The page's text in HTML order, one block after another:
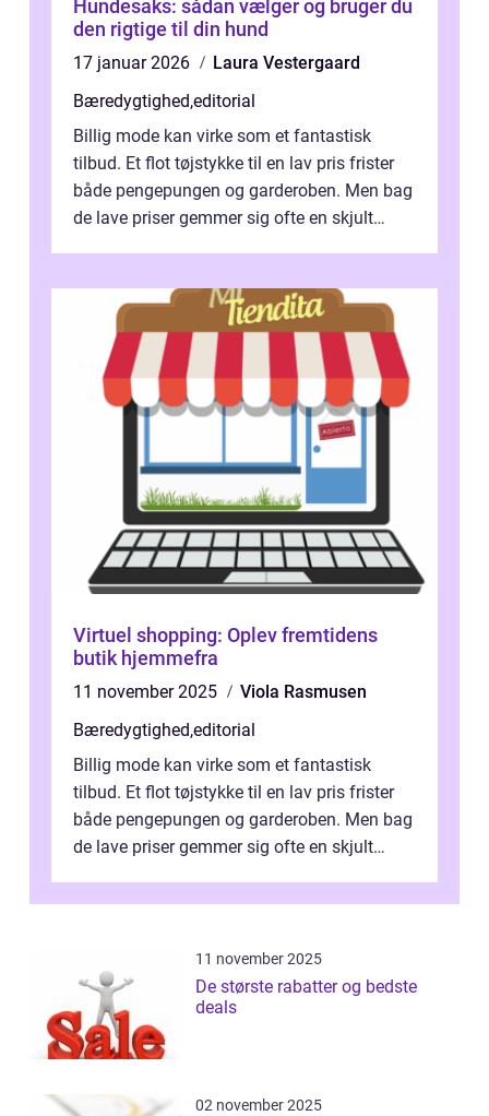
Hundesaks: sådan vælger og bruger du
den rigtige til din hund
17 januar 2026
Laura Vestergaard
Bæredygtighed,editorial
Billig mode kan virke som et fantastisk
tilbud. Et flot tøjstykke til en lav pris frister
både pengepungen og garderoben. Men bag
de lave priser gemmer sig ofte en skjult
Virtuel shopping: Oplev fremtidens
butik hjemmefra
11 november 2025
Viola Rasmusen
Bæredygtighed,editorial
Billig mode kan virke som et fantastisk
tilbud. Et flot tøjstykke til en lav pris frister
både pengepungen og garderoben. Men bag
de lave priser gemmer sig ofte en skjult
11 november 2025
De største rabatter og bedste
deals
02 november 2025